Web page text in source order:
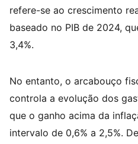
refere-se ao crescimento
baseado no PIB de 2024,
3,4%.
No entanto, o arcabouço
controla a evolução dos
que o ganho acima da
intervalo de 0,6% a 2,5%.